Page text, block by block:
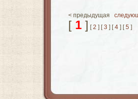
< предыдущая
[ 1 ] [2 ] [3 ] [4 ] [5 ]